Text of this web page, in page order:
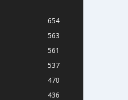
654
563
561
537
470
436